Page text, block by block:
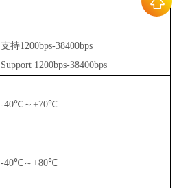
支持1200bps-38400bps
Support 1200bps-38400bps
-40℃ ～+70℃
-40℃ ～+80℃